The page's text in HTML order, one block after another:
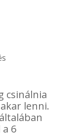
csinálnia
lenni.
6